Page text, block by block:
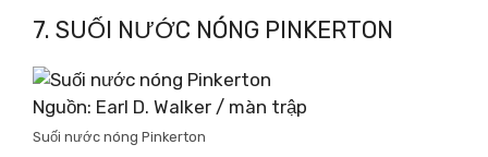
7. SUỐI NƯỚC NÓNG PINKERTON
Nguồn: Earl D. Walker / màn trập
Suối nước nóng Pinkerton